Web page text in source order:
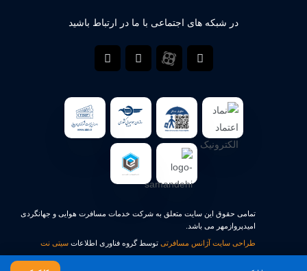
در شبکه های اجتماعی با ما در ارتباط باشید
تمامی حقوق این سایت متعلق به شرکت خدمات مسافرت هوایی و جهانگردی
امیدپروازمهر می باشد.
طراحی سایت آژانس مسافرتی توسط گروه فناوری اطلاعات سیتی نت